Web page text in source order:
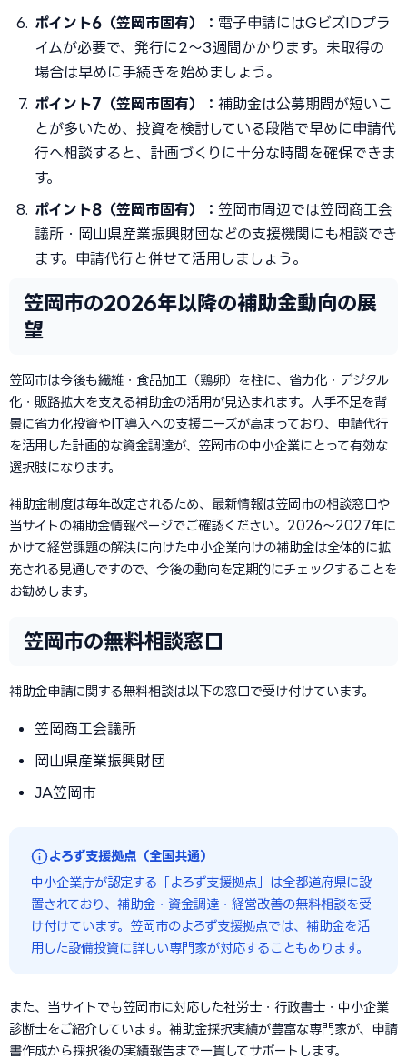
ポイント6（笠岡市固有）： 電子申請にはGビズIDプラ
イムが必要で、発行に2〜3週間かかります。未取得の
場合は早めに手続きを始めましょう。
ポイント7（笠岡市固有）： 補助金は公募期間が短いこ
とが多いため、投資を検討している段階で早めに申請代
行へ相談すると、計画づくりに十分な時間を確保できま
す。
ポイント8（笠岡市固有）： 笠岡市周辺では笠岡商工会
議所・岡山県産業振興財団などの支援機関にも相談でき
ます。申請代行と併せて活用しましょう。
笠岡市の2026年以降の補助金動向の展
望
笠岡市は今後も繊維・食品加工（鶏卵）を柱に、省力化・デジタル
化・販路拡大を支える補助金の活用が見込まれます。人手不足を背
景に省力化投資やIT導入への支援ニーズが高まっており、申請代行
を活用した計画的な資金調達が、笠岡市の中小企業にとって有効な
選択肢になります。
補助金制度は毎年改定されるため、最新情報は笠岡市の相談窓口や
当サイトの補助金情報ページでご確認ください。2026〜2027年に
かけて経営課題の解決に向けた中小企業向けの補助金は全体的に拡
充される見通しですので、今後の動向を定期的にチェックすることを
お勧めします。
笠岡市の無料相談窓口
補助金申請に関する無料相談は以下の窓口で受け付けています。
笠岡商工会議所
岡山県産業振興財団
JA笠岡市
よろず支援拠点（全国共通）
中小企業庁が認定する「よろず支援拠点」は全都道府県に設
置されており、補助金・資金調達・経営改善の無料相談を受
け付けています。笠岡市のよろず支援拠点では、補助金を活
用した設備投資に詳しい専門家が対応することもあります。
また、当サイトでも笠岡市に対応した社労士・行政書士・中小企業
診断士をご紹介しています。補助金採択実績が豊富な専門家が、申請
書作成から採択後の実績報告まで一貫してサポートします。